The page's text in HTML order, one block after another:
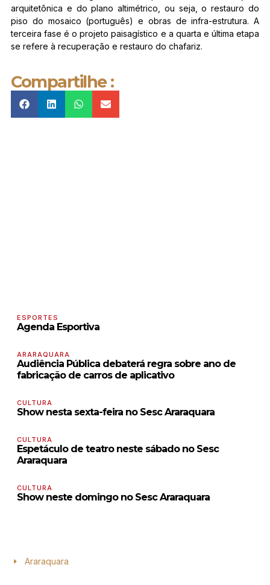
arquitetônica e do plano altimétrico, ou seja, o restauro do
piso do mosaico (português) e obras de infra-estrutura. A
terceira fase é o projeto paisagístico e a quarta e última etapa
se refere à recuperação e restauro do chafariz.
Compartilhe :
ESPORTES
Agenda Esportiva
ARARAQUARA
Audiência Pública debaterá regra sobre ano de
fabricação de carros de aplicativo
CULTURA
Show nesta sexta-feira no Sesc Araraquara
CULTURA
Espetáculo de teatro neste sábado no Sesc
Araraquara
CULTURA
Show neste domingo no Sesc Araraquara
Araraquara